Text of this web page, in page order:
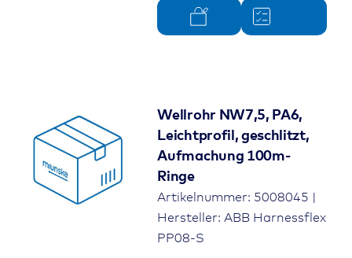
Wellrohr NW7,5, PA6,
Leichtprofil, geschlitzt,
Aufmachung 100m-
Ringe
Artikelnummer: 5008045 |
Hersteller: ABB Harnessflex
PP08-S